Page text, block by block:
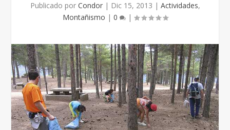
Publicado por Condor| Dic 15, 2013 | Actividades,
Montañismo | 0 |